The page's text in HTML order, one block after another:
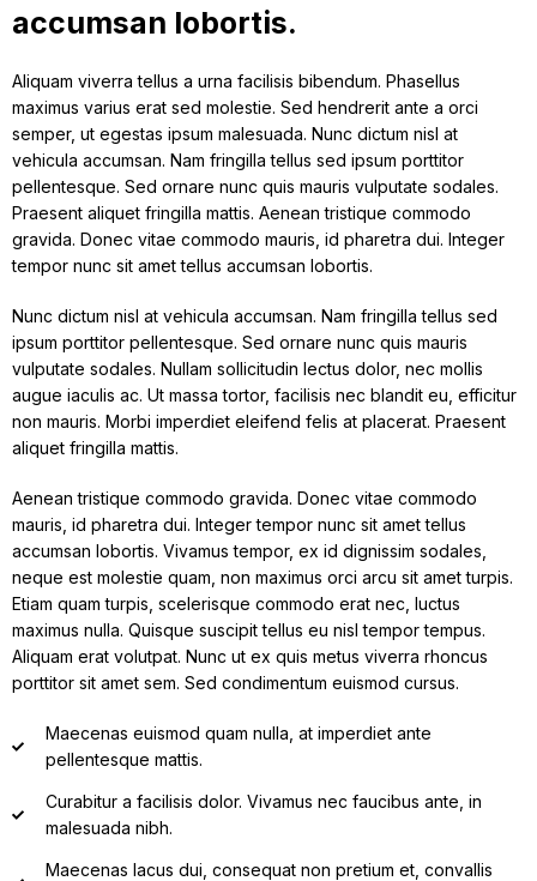
accumsan lobortis.
Aliquam viverra tellus a urna facilisis bibendum. Phasellus
maximus varius erat sed molestie. Sed hendrerit ante a orci
semper, ut egestas ipsum malesuada. Nunc dictum nisl at
vehicula accumsan. Nam fringilla tellus sed ipsum porttitor
pellentesque. Sed ornare nunc quis mauris vulputate sodales.
Praesent aliquet fringilla mattis. Aenean tristique commodo
gravida. Donec vitae commodo mauris, id pharetra dui. Integer
tempor nunc sit amet tellus accumsan lobortis.
Nunc dictum nisl at vehicula accumsan. Nam fringilla tellus sed
ipsum porttitor pellentesque. Sed ornare nunc quis mauris
vulputate sodales. Nullam sollicitudin lectus dolor, nec mollis
augue iaculis ac. Ut massa tortor, facilisis nec blandit eu, efficitur
non mauris. Morbi imperdiet eleifend felis at placerat. Praesent
aliquet fringilla mattis.
Aenean tristique commodo gravida. Donec vitae commodo
mauris, id pharetra dui. Integer tempor nunc sit amet tellus
accumsan lobortis. Vivamus tempor, ex id dignissim sodales,
neque est molestie quam, non maximus orci arcu sit amet turpis.
Etiam quam turpis, scelerisque commodo erat nec, luctus
maximus nulla. Quisque suscipit tellus eu nisl tempor tempus.
Aliquam erat volutpat. Nunc ut ex quis metus viverra rhoncus
porttitor sit amet sem. Sed condimentum euismod cursus.
Maecenas euismod quam nulla, at imperdiet ante
pellentesque mattis.
Curabitur a facilisis dolor. Vivamus nec faucibus ante, in
malesuada nibh.
Maecenas lacus dui, consequat non pretium et, convallis